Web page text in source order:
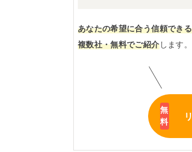
あなたの希望に合う信頼でき
複数社・無料でご紹介します。